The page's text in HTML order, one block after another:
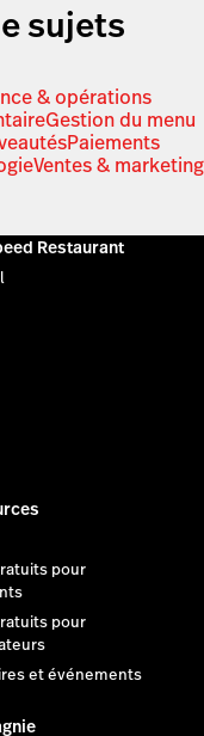
sujets
& opérations
Gestion du menu
Paiements
Ventes & marketing
Restaurant
pour
pour
et événements